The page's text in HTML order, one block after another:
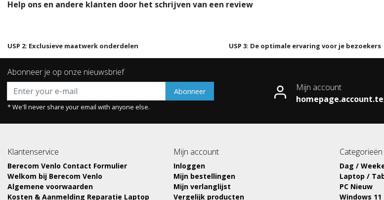
Help ons en andere klanten door het schrijven van een review
USP 2: Exclusieve maatwerk onderdelen USP 3: De optimale ervaring voor je bezoekers
Abonneer je op onze nieuwsbrief
Abonneer
* We'll never share your email with anyone else.
Mijn account
Klantenservice
Berecom Venlo Contact Formulier
Welkom bij Berecom Venlo
Algemene voorwaarden
Kosten & Aanmelding Reparatie Laptop
Mijn account
Inloggen
Mijn bestellingen
Mijn verlanglijst
Vergelijk producten
Categorieën
Dag /
Laptop /
PC Nieuw
Windows 11